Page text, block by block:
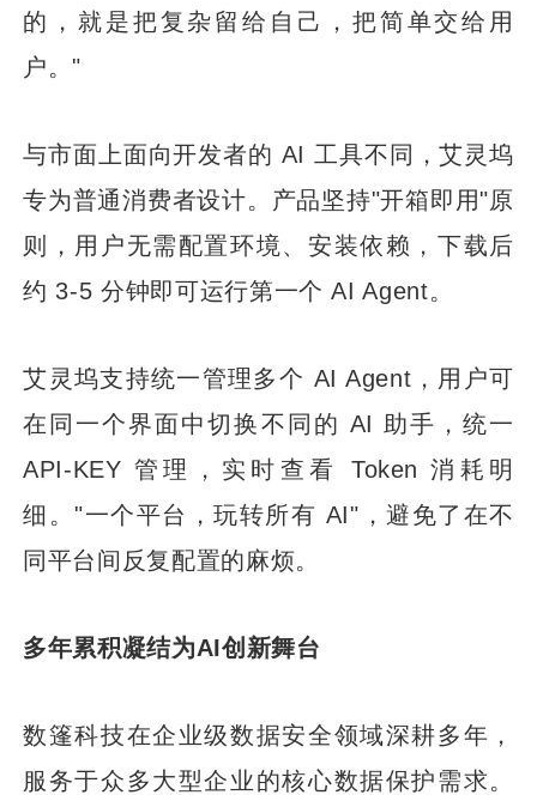
的，就是把复杂留给自己，把简单交给用
户。"
与市面上面向开发者的 AI 工具不同，艾灵坞
专为普通消费者设计。产品坚持"开箱即用"原
则，用户无需配置环境、安装依赖，下载后
约 3-5 分钟即可运行第一个 AI Agent。
艾灵坞支持统一管理多个 AI Agent，用户可
在同一个界面中切换不同的 AI 助手，统一
API-KEY 管理，实时查看 Token 消耗明
细。"一个平台，玩转所有 AI"，避免了在不
同平台间反复配置的麻烦。
多年累积凝结为AI创新舞台
数篷科技在企业级数据安全领域深耕多年，
服务于众多大型企业的核心数据保护需求。